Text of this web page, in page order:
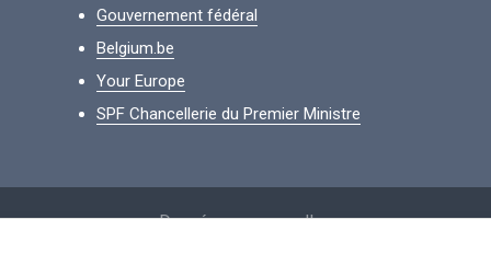
Gouvernement fédéral
Belgium.be
Your Europe
SPF Chancellerie du Premier Ministre
Données personnelles